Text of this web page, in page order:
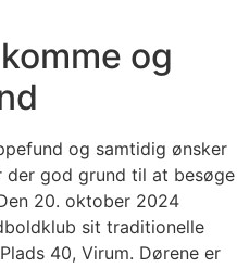
og
og samtidig ønsker
god grund til at besøge
20. oktober 2024
sit traditionelle
40, Virum. Dørene er